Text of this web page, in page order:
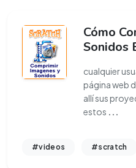
Cómo
Sonidos
cualquier
página web
allí sus
estos ...
#videos #scratch